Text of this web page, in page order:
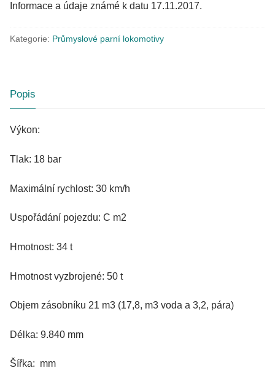
Informace a údaje známé k datu 17.11.2017.
Kategorie: Průmyslové parní lokomotivy
Popis
Výkon:
Tlak: 18 bar
Maximální rychlost: 30 km/h
Uspořádání pojezdu: C m2
Hmotnost: 34 t
Hmotnost vyzbrojené: 50 t
Objem zásobníku 21 m3 (17,8, m3 voda a 3,2, pára)
Délka: 9.840 mm
Šířka: mm